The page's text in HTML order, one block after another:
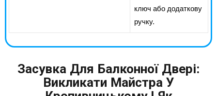
ключ або додаткову
ручку.
Засувка Для Балконної Двері:
Викликати Майстра У